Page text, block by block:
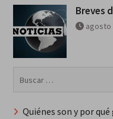
Breves
agosto
Quiénes son y por